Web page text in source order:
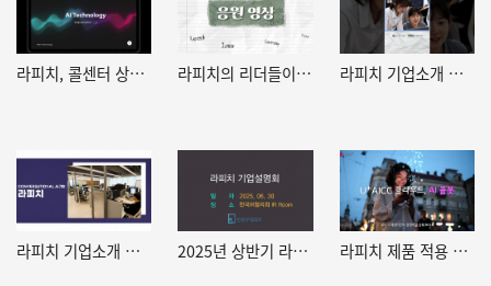
라피치, 콜센터 상담원 응원 라디오 공익광고 송출! 라피치의 리더들이 주니어들에게 보내는 응원 영상 라피치 기업소개 영상 Shorts 버전
라피치 기업소개 영상 2025년 상반기 라피치 기업설명 라피치 제품 적용 영상 (LG U+ AICC 클라우드)